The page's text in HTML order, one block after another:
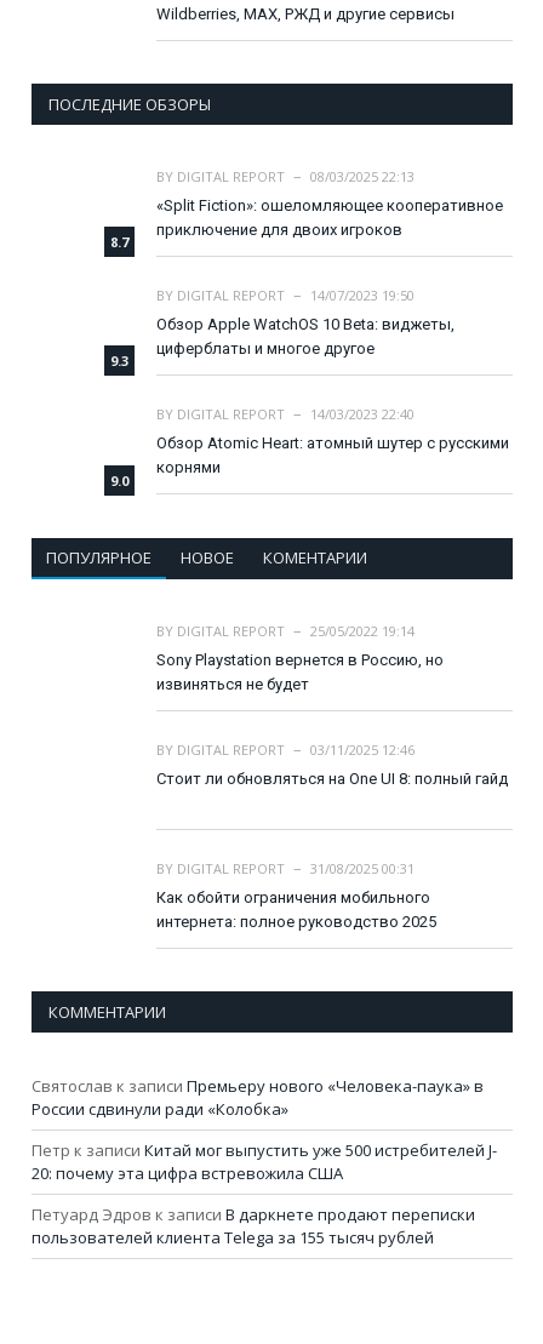
Wildberries, MAX, РЖД и другие сервисы
ПОСЛЕДНИЕ ОБЗОРЫ
8.7
BY DIGITAL REPORT
08/03/2025 22:13
«Split Fiction»: ошеломляющее кооперативное
приключение для двоих игроков
9.3
BY DIGITAL REPORT
14/07/2023 19:50
Обзор Apple WatchOS 10 Beta: виджеты,
циферблаты и многое другое
9.0
BY DIGITAL REPORT
14/03/2023 22:40
Обзор Atomic Heart: атомный шутер с русскими
корнями
ПОПУЛЯРНОЕ НОВОЕ КОМЕНТАРИИ
BY DIGITAL REPORT
25/05/2022 19:14
Sony Playstation вернется в Россию, но
извиняться не будет
BY DIGITAL REPORT
03/11/2025 12:46
Стоит ли обновляться на One UI 8: полный гайд
BY DIGITAL REPORT
31/08/2025 00:31
Как обойти ограничения мобильного
интернета: полное руководство 2025
КОММЕНТАРИИ
Святослав к записи Премьеру нового «Человека-паука» в
России сдвинули ради «Колобка»
Петр к записи Китай мог выпустить уже 500 истребителей J-
20: почему эта цифра встревожила США
Петуард Эдров к записи В даркнете продают переписки
пользователей клиента Telega за 155 тысяч рублей